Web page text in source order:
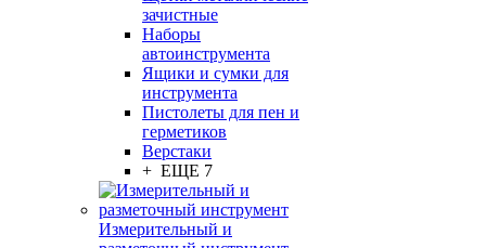
зачистные
Наборы
автоинструмента
Ящики и сумки для
инструмента
Пистолеты для пен и
герметиков
Верстаки
+ ЕЩЕ 7
Измерительный и